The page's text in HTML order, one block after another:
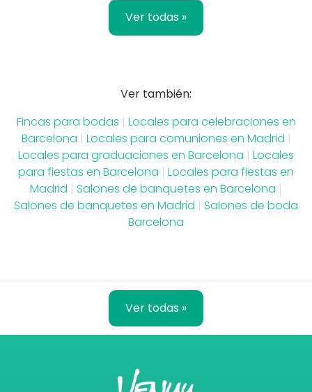
Ver todas »
Ver también:
Fincas para bodas | Locales para celebraciones en
Barcelona | Locales para comuniones en Madrid |
Locales para graduaciones en Barcelona | Locales
para fiestas en Barcelona | Locales para fiestas en
Madrid | Salones de banquetes en Barcelona |
Salones de banquetes en Madrid | Salones de boda
Barcelona
Ver todas »